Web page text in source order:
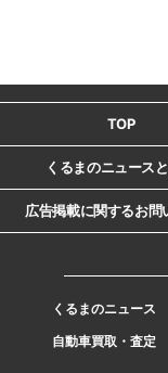
TOP
くるまのニュース
広告掲載に関するお問
くるまのニュース
自動車買取・査定